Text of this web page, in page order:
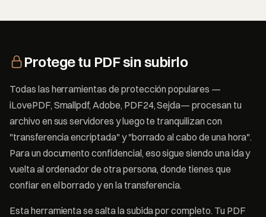
Protege tu PDF sin subirlo
Todas las herramientas de protección populares —
iLovePDF, Smallpdf, Adobe, PDF24, Sejda— procesan tu
archivo en sus servidores y luego te tranquilizan con
"transferencia encriptada" y "borrado al cabo de una hora".
Para un documento confidencial, eso sigue siendo una ida y
vuelta al ordenador de otra persona, donde tienes que
confiar en el borrado y en la transferencia.
Esta herramienta se salta la subida por completo. Tu PDF